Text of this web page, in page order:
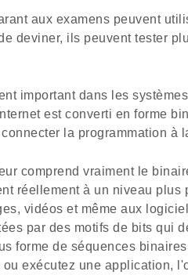
aux examens peuvent
deviner, ils peuvent tester
important dans les
est converti en forme
la programmation à
comprend vraiment le
réellement à un niveau
vidéos et même aux
par des motifs de bits qui
forme de séquences
exécutez une application,